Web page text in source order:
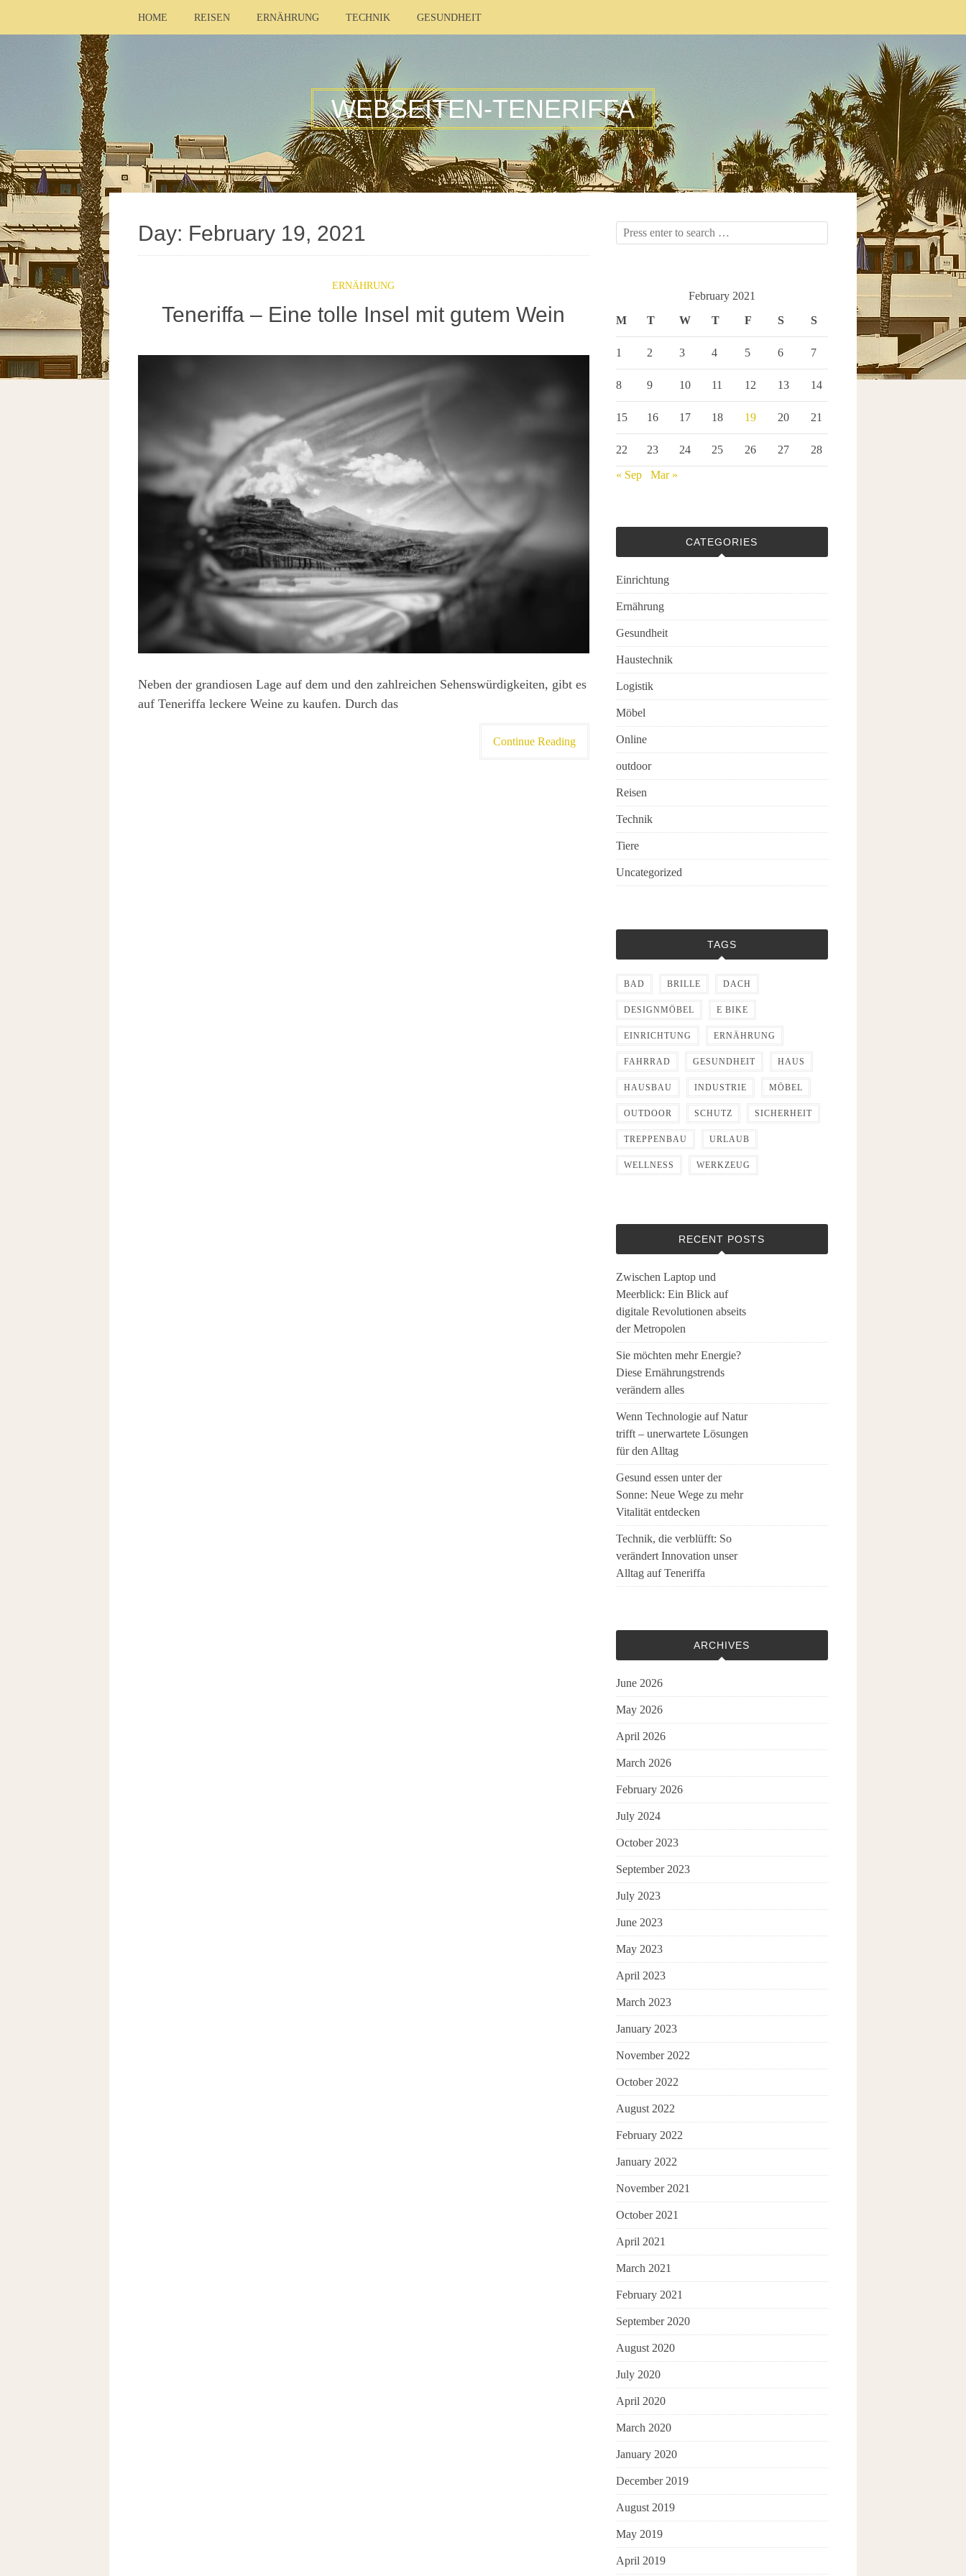
HOME REISEN ERNÄHRUNG TECHNIK GESUNDHEIT
WEBSEITEN-TENERIFFA
Day: February 19, 2021
ERNÄHRUNG
Teneriffa – Eine tolle Insel mit gutem Wein
Neben der grandiosen Lage auf dem und den zahlreichen Sehenswürdigkeiten, gibt es
auf Teneriffa leckere Weine zu kaufen. Durch das
Continue Reading
February 2021
M
T W T F S S
1 2 3 4 5 6 7
8 9 10 11 12 13 14
15 16 17 18 19 20 21
22 23 24 25 26 27 28
« Sep Mar »
CATEGORIES
Einrichtung
Ernährung
Gesundheit
Haustechnik
Logistik
Möbel
Online
outdoor
Reisen
Technik
Tiere
Uncategorized
TAGS
BAD BRILLE DACH
DESIGNMÖBEL E BIKE
EINRICHTUNG ERNÄHRUNG
FAHRRAD GESUNDHEIT HAUS
HAUSBAU INDUSTRIE MÖBEL
OUTDOOR SCHUTZ SICHERHEIT
TREPPENBAU URLAUB
WELLNESS WERKZEUG
RECENT POSTS
Zwischen Laptop und
Meerblick: Ein Blick auf
digitale Revolutionen abseits
der Metropolen
Sie möchten mehr Energie?
Diese Ernährungstrends
verändern alles
Wenn Technologie auf Natur
trifft – unerwartete Lösungen
für den Alltag
Gesund essen unter der
Sonne: Neue Wege zu mehr
Vitalität entdecken
Technik, die verblüfft: So
verändert Innovation unser
Alltag auf Teneriffa
ARCHIVES
June 2026
May 2026
April 2026
March 2026
February 2026
July 2024
October 2023
September 2023
July 2023
June 2023
May 2023
April 2023
March 2023
January 2023
November 2022
October 2022
August 2022
February 2022
January 2022
November 2021
October 2021
April 2021
March 2021
February 2021
September 2020
August 2020
July 2020
April 2020
March 2020
January 2020
December 2019
August 2019
May 2019
April 2019